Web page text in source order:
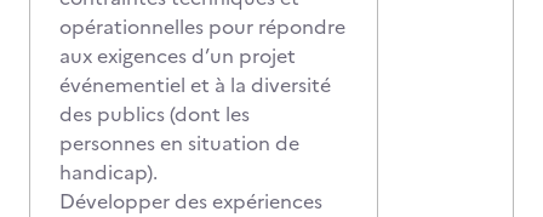
opérationnelles pour répondre
aux exigences d’un projet
événementiel et à la diversité
des publics (dont les
personnes en situation de
handicap).
Développer des expériences